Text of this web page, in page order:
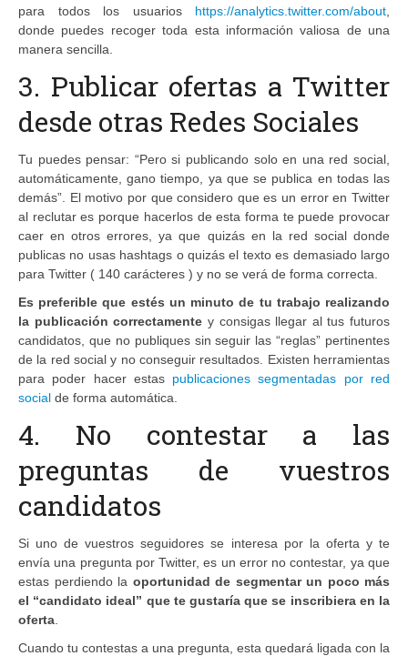
para todos los usuarios https://analytics.twitter.com/about
donde puedes recoger toda esta información valiosa de una
manera sencilla.
3. Publicar ofertas a Twitter
desde otras Redes Sociales
Tu puedes pensar: “Pero si publicando solo en una red social,
automáticamente, gano tiempo, ya que se publica en todas las
demás”. El motivo por que considero que es un error en Twitter
al reclutar es porque hacerlos de esta forma te puede provocar
caer en otros errores, ya que quizás en la red social donde
publicas no usas hashtags o quizás el texto es demasiado largo
para Twitter ( 140 carácteres ) y no se verá de forma correcta.
Es preferible que estés un minuto de tu trabajo realizando
la publicación correctamente y consigas llegar al tus futuros
candidatos, que no publiques sin seguir las “reglas” pertinentes
de la red social y no conseguir resultados. Existen herramientas
para poder hacer estas publicaciones segmentadas por red
social de forma automática.
4. No contestar a las
preguntas de vuestros
candidatos
Si uno de vuestros seguidores se interesa por la oferta y te
envía una pregunta por Twitter, es un error no contestar, ya que
estas perdiendo la oportunidad de segmentar un poco más
el “candidato ideal” que te gustaría que se inscribiera en la
oferta
Cuando tu contestas a una pregunta, esta quedará ligada con la